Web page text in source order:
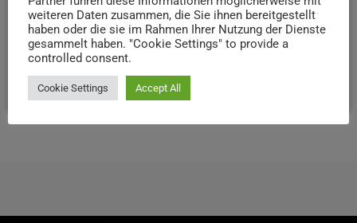
wieder in Sicherheit. Drei ihrer Kollegen konnten sich
zuvor noch selbst retten. Verletzt wurde niemand.
(Symbolbild)
today
weiteren Daten zusammen, die Sie ihnen bereitgestellt
haben oder die sie im Rahmen Ihrer Nutzung der Dienste
gesammelt haben. "Cookie Settings" to provide a
controlled consent.
Cookie Settings Accept All